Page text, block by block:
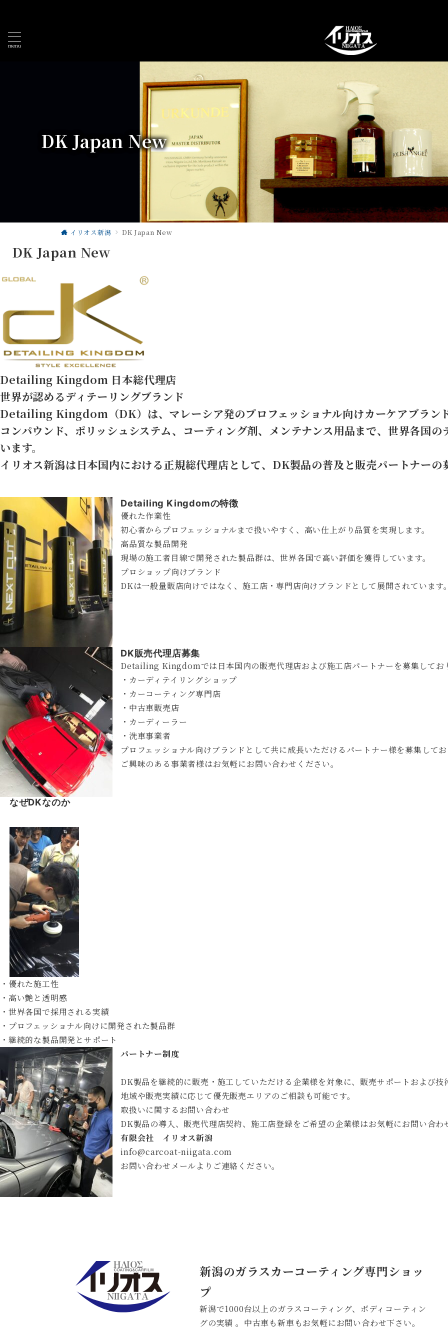
menu
DK Japan New
イリオス新潟 DK Japan New
DK Japan New
Detailing Kingdom 日本総代理店
世界が認めるディテーリングブランド
Detailing Kingdom（DK）は、マレーシア発のプロフェッショナル向けカーケアブラン
コンパウンド、ポリッシュシステム、コーティング剤、メンテナンス用品まで、世界各国
います。
イリオス新潟は日本国内における正規総代理店として、DK製品の普及と販売パートナーの
Detailing Kingdomの特徴
優れた作業性
初心者からプロフェッショナルまで扱いやすく、高い仕上がり品質を実現します。
高品質な製品開発
現場の施工者目線で開発された製品群は、世界各国で高い評価を獲得しています。
プロショップ向けブランド
DKは一般量販店向けではなく、施工店・専門店向けブランドとして展開されています
DK販売代理店募集
Detailing Kingdomでは日本国内の販売代理店および施工店パートナーを募集してお
・カーディテイリングショップ
・カーコーティング専門店
・中古車販売店
・カーディーラー
・洗車事業者
プロフェッショナル向けブランドとして共に成長いただけるパートナー様を募集して
ご興味のある事業者様はお気軽にお問い合わせください。
なぜDKなのか
・優れた施工性
・高い艶と透明感
・世界各国で採用される実績
・プロフェッショナル向けに開発された製品群
・継続的な製品開発とサポート
パートナー制度
DK製品を継続的に販売・施工していただける企業様を対象に、販売サポートおよび
地域や販売実績に応じて優先販売エリアのご相談も可能です。
取扱いに関するお問い合わせ
DK製品の導入、販売代理店契約、施工店登録をご希望の企業様はお気軽にお問い合わ
有限会社 イリオス新潟
info@carcoat-niigata.com
お問い合わせメールよりご連絡ください。
新潟のガラスカーコーティング専門ショッ
プ
新潟で1000台以上のガラスコーティング、​​ボディコーティン
グの実績 。中古車も新車もお気軽にお問い合わせ下さい。